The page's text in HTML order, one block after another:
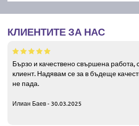
КЛИЕНТИТЕ ЗА НАС
Бързо и качествено свършена работа,
клиент. Надявам се за в бъдеще
не пада.
Илиан Баев - 30.03.2025